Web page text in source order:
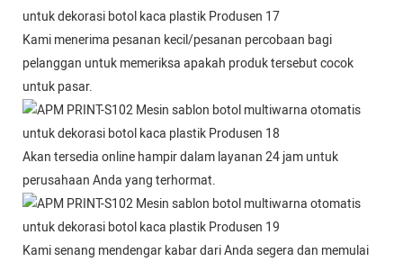
Kami menerima pesanan kecil/pesanan percobaan bagi
pelanggan untuk memeriksa apakah produk tersebut cocok
untuk pasar.
Akan tersedia online hampir dalam layanan 24 jam untuk
perusahaan Anda yang terhormat.
Kami senang mendengar kabar dari Anda segera dan memulai